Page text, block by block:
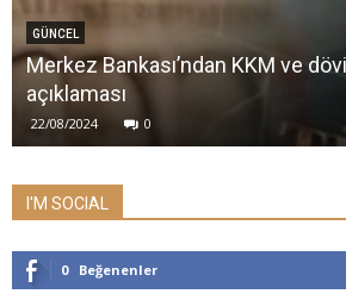
GÜNCEL
Merkez Bankası’ndan KKM ve
açıklaması
22/08/2024 0
I'M SOCIAL
0 Beğenenler